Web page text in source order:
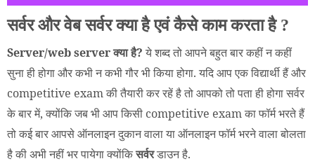
सर्वर और वेब सर्वर क्या है एवं कैसे काम करता है ?
Server/web server क्या है? ये शब्द तो आपने बहुत बार कहीं न कहीं
सुना ही होगा और कभी न कभी गौर भी किया होगा. यदि आप एक विद्यार्थी हैं और
competitive exam की तैयारी कर रहें है तो आपको तो पता ही होगा सर्वर
के बार में, क्योंकि जब भी आप किसी competitive exam का फॉर्म भरते हैं
तो कई बार आपसे ऑनलाइन दुकान वाला या ऑनलाइन फॉर्म भरने वाला बोलता
है की अभी नहीं भर पायेगा क्योंकिसर्वरडाउन है.